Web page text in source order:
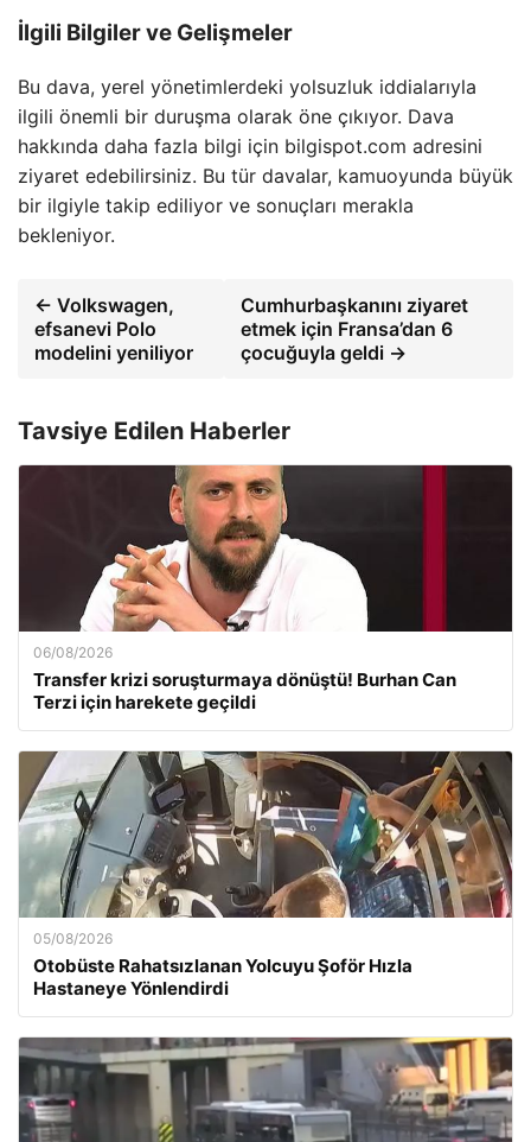
İlgili Bilgiler ve Gelişmeler
Bu dava, yerel yönetimlerdeki yolsuzluk iddialarıyla
ilgili önemli bir duruşma olarak öne çıkıyor. Dava
hakkında daha fazla bilgi için bilgispot.com adresini
ziyaret edebilirsiniz. Bu tür davalar, kamuoyunda büyük
bir ilgiyle takip ediliyor ve sonuçları merakla
bekleniyor.
← Volkswagen,
efsanevi Polo
modelini yeniliyor
Cumhurbaşkanını ziyaret
etmek için Fransa’dan 6
çocuğuyla geldi →
Tavsiye Edilen Haberler
06/08/2026
Transfer krizi soruşturmaya dönüştü! Burhan Can
Terzi için harekete geçildi
05/08/2026
Otobüste Rahatsızlanan Yolcuyu Şoför Hızla
Hastaneye Yönlendirdi